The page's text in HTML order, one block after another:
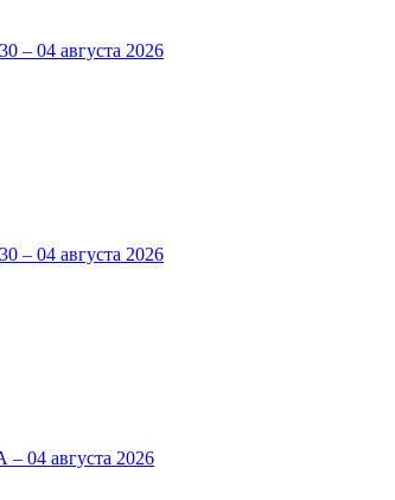
04 августа 2026
04 августа 2026
августа 2026